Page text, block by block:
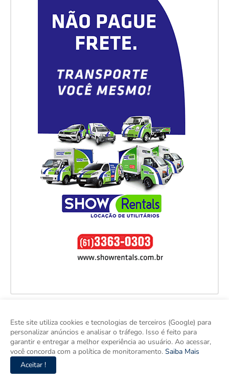
Este site utiliza cookies e tecnologias de terceiros (Google) para
personalizar anúncios e analisar o tráfego. Isso é feito para
garantir e entregar a melhor experiência ao usuário. Ao acessar,
você concorda com a política de monitoramento. Saiba Mais
Aceitar !